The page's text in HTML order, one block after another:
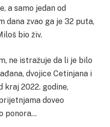
a samo jedan od
dana zvao ga je 32 puta,
bio živ.
ne istražuje da li je bilo
dvojice Cetinjana i
kraj 2022. godine,
doveo
ponora…